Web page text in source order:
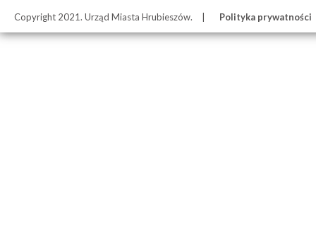
Copyright 2021. Urząd Miasta Hrubieszów. Polityka prywatności